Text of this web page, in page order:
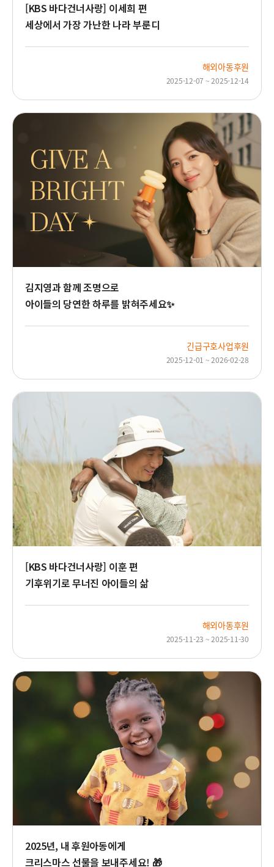
[KBS 바다건너사랑] 이세희 편
세상에서 가장 가난한 나라 부룬디
해외아동후원
2025-12-07 ~ 2025-12-14
김지영과 함께 조명으로
아이들의 당연한 하루를 밝혀주세요✨
긴급구호사업후원
2025-12-01 ~ 2026-02-28
[KBS 바다건너사랑] 이훈 편
기후위기로 무너진 아이들의 삶
해외아동후원
2025-11-23 ~ 2025-11-30
2025년, 내 후원아동에게
크리스마스 선물을 보내주세요! 🎁